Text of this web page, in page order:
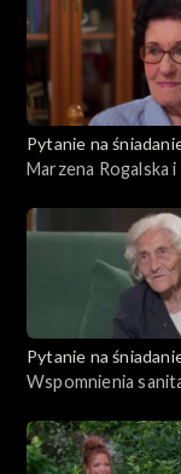
Pytanie na
Marzena Rogalska
cz. 1
Pytanie na
Wspomnienia